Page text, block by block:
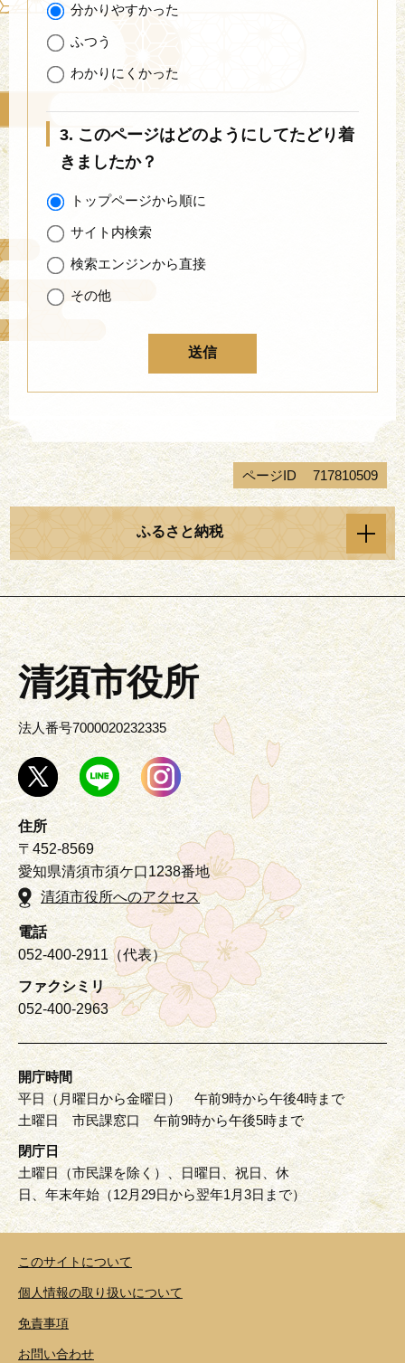
分かりやすかった
ふつう
わかりにくかった
3. このページはどのようにしてたどり着
きましたか？
トップページから順に
サイト内検索
検索エンジンから直接
その他
ページID 717810509
ふるさと納税
清須市役所
法人番号7000020232335
住所
〒452-8569
愛知県清須市須ケ口1238番地
清須市役所へのアクセス
電話
052-400-2911（代表）
ファクシミリ
052-400-2963
開庁時間
平日（月曜日から金曜日） 午前9時から午後4時まで
土曜日 市民課窓口 午前9時から午後5時まで
閉庁日
土曜日（市民課を除く）、日曜日、祝日、休
日、年末年始（12月29日から翌年1月3日まで）
このサイトについて
個人情報の取り扱いについて
免責事項
お問い合わせ